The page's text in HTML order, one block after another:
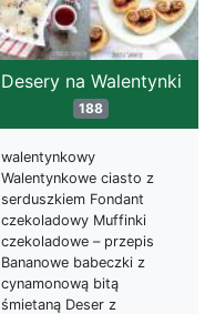
Desery na Walentynki
188
walentynkowy
Walentynkowe ciasto z
serduszkiem Fondant
czekoladowy Muffinki
czekoladowe – przepis
Bananowe babeczki z
cynamonową bitą
śmietaną Deser z